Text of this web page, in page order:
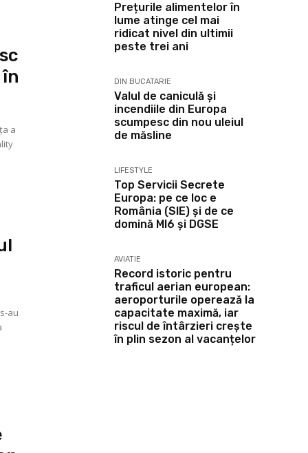
a
au
Prețurile alimentelor în
lume atinge cel mai
ridicat nivel din ultimii
peste trei ani
DIN BUCATARIE
Valul de caniculă și
incendiile din Europa
scumpesc din nou uleiul
de măsline
LIFESTYLE
Top Servicii Secrete
Europa: pe ce loc e
România (SIE) și de ce
domină MI6 și DGSE
AVIATIE
Record istoric pentru
traficul aerian european:
aeroporturile operează la
capacitate maximă, iar
riscul de întârzieri crește
în plin sezon al vacanțelor